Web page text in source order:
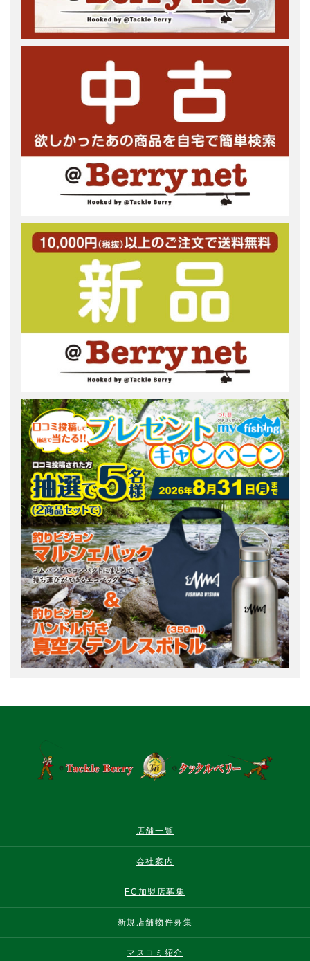
店舗一覧
会社案内
FC加盟店募集
新規店舗物件募集
マスコミ紹介